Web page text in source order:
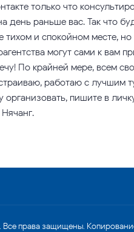
только что
день раньше вас. Так что
тихом и спокойном месте,
могут сами к вам
По крайней мере, всем
работаю с лучшим
пишите в
Все права защищены.